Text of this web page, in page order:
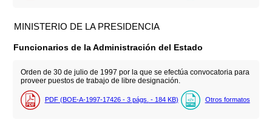
MINISTERIO DE LA PRESIDENCIA
Funcionarios de la Administración del Estado
Orden de 30 de julio de 1997 por la que se efectúa convocatoria para
proveer puestos de trabajo de libre designación.
PDF (BOE-A-1997-17426 - 3 págs. - 184 KB) Otros formatos